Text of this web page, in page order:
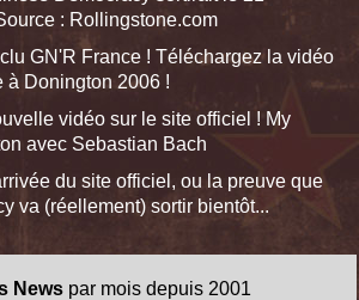
: Rollingstone.com
GN'R France ! Téléchargez la vidéo
à Donington 2006 !
vidéo sur le site officiel ! My
avec Sebastian Bach
du site officiel, ou la preuve que
va (réellement) sortir bientôt...
News par mois depuis 2001